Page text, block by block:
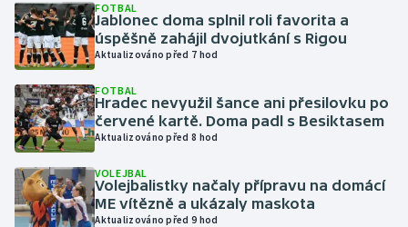
Moderní pětiboj
Motorsport
Olympijské hry
Plavání
FOTBAL
Jablonec doma splnil roli favorita a
úspěšně zahájil dvojutkání s Rigou
Aktualizováno před 7 hod
FOTBAL
Hradec nevyužil šance ani přesilovku po
červené kartě. Doma padl s Besiktasem
Aktualizováno před 8 hod
VOLEJBAL
Volejbalistky načaly přípravu na domácí
ME vítězně a ukázaly maskota
Aktualizováno před 9 hod